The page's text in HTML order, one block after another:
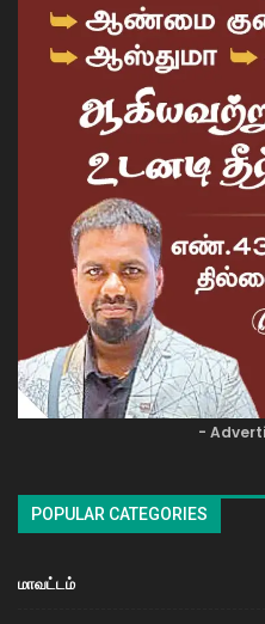
-
POPULAR CATEGORIES
மாவட்டம்